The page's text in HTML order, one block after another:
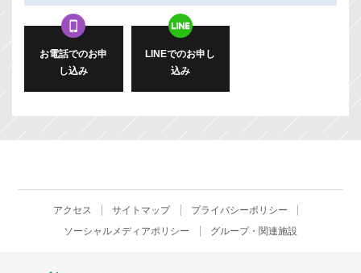
お電話でのお申
し込み
LINEでのお申し
込み
アクセス サイトマップ
プライバシーポリシー
ソーシャルメディアポリシー
グループ・関連施設